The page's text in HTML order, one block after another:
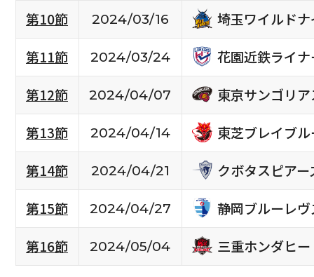
第10節
2024/03/16
埼玉ワイルド
第11節
2024/03/24
花園近鉄ライナ
第12節
2024/04/07
東京サンゴリア
第13節
2024/04/14
東芝ブレイブ
第14節
2024/04/21
クボタスピア
第15節
2024/04/27
静岡ブルーレヴ
第16節
2024/05/04 三重ホンダヒー